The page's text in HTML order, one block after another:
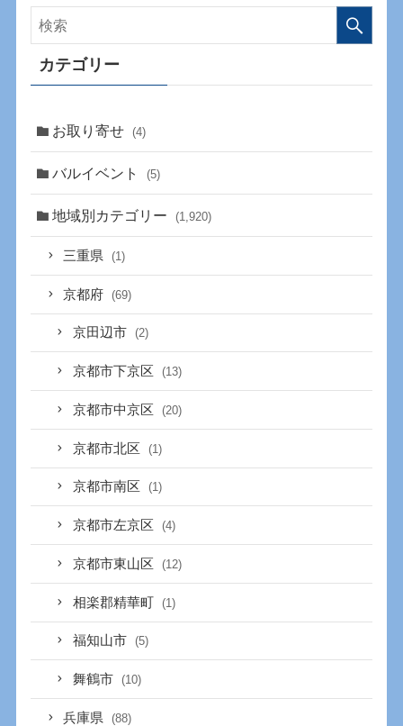
カテゴリー
お取り寄せ (4)
バルイベント (5)
地域別カテゴリー (1,920)
三重県 (1)
京都府 (69)
京田辺市 (2)
京都市下京区 (13)
京都市中京区 (20)
京都市北区 (1)
京都市南区 (1)
京都市左京区 (4)
京都市東山区 (12)
相楽郡精華町 (1)
福知山市 (5)
舞鶴市 (10)
兵庫県 (88)